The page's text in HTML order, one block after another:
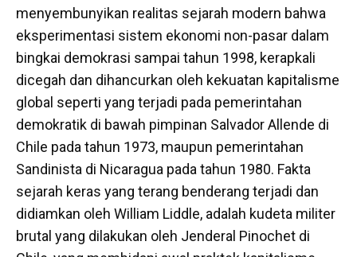
menyembunyikan realitas sejarah modern bahwa
eksperimentasi sistem ekonomi non-pasar dalam
bingkai demokrasi sampai tahun 1998, kerapkali
dicegah dan dihancurkan oleh kekuatan kapitalisme
global seperti yang terjadi pada pemerintahan
demokratik di bawah pimpinan Salvador Allende di
Chile pada tahun 1973, maupun pemerintahan
Sandinista di Nicaragua pada tahun 1980. Fakta
sejarah keras yang terang benderang terjadi dan
didiamkan oleh William Liddle, adalah kudeta militer
brutal yang dilakukan oleh Jenderal Pinochet di